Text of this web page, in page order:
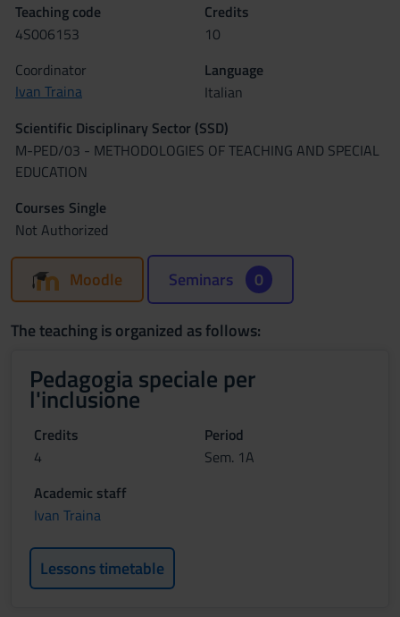
Teaching code
4S006153
Credits
10
Coordinator
Ivan Traina
Language
Italian
Scientific Disciplinary Sector (SSD)
M-PED/03 - METHODOLOGIES OF TEACHING AND SPECIAL
EDUCATION
Courses Single
Not Authorized
Moodle Seminars 0
The teaching is organized as follows:
Pedagogia speciale per
l'inclusione
Credits
4
Period
Sem. 1A
Academic staff
Ivan Traina
Lessons timetable